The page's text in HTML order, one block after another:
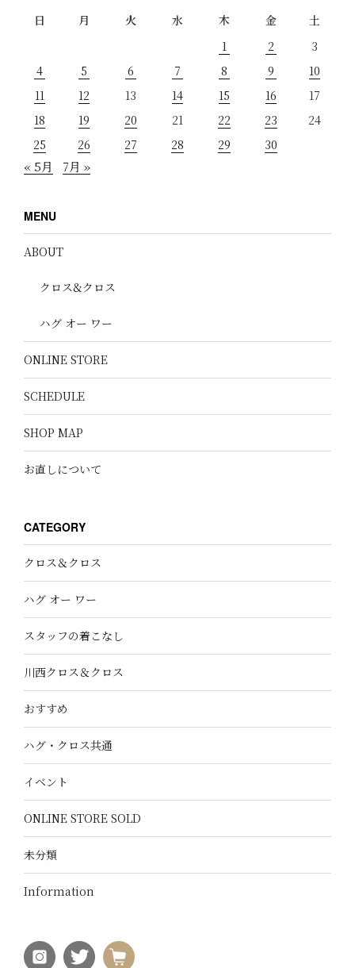
日
月 火 水 木 金
土
1
2
3
4
5 6 7 8 9
10
11
12 13 14 15 16
17
18
19 20 21 22 23
24
25
26 27 28 29 30
« 5月 7月 »
MENU
ABOUT
クロス&クロス
ハグ オー ワー
ONLINE STORE
SCHEDULE
SHOP MAP
お直しについて
CATEGORY
クロス＆クロス
ハグ オー ワー
スタッフの着こなし
川西クロス＆クロス
おすすめ
ハグ・クロス共通
イベント
ONLINE STORE SOLD
未分類
Information